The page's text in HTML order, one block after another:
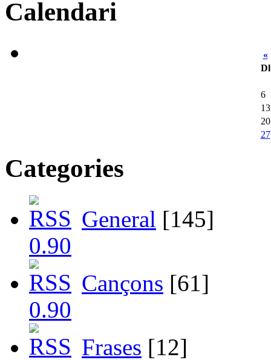
Calendari
«
Dl
6
13
20
27
Categories
General [145]
Cançons [61]
Frases [12]